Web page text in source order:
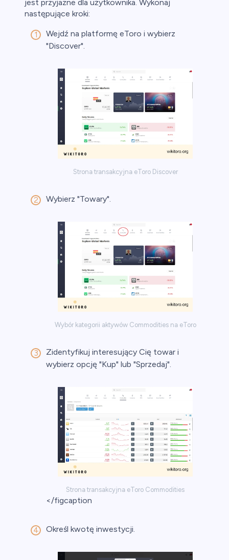
jest przyjazne dla użytkownika. Wykonaj
następujące kroki:
Wejdź na platformę eToro i wybierz
"Discover".
Strona transakcyjna eToro Discover
Wybierz "Towary".
Wybór kategorii aktywów Commodities na eToro
Zidentyfikuj interesujący Cię towar i
wybierz opcję "Kup" lub "Sprzedaj".
Strona transakcyjna eToro Commodities
</figcaption
Określ kwotę inwestycji.